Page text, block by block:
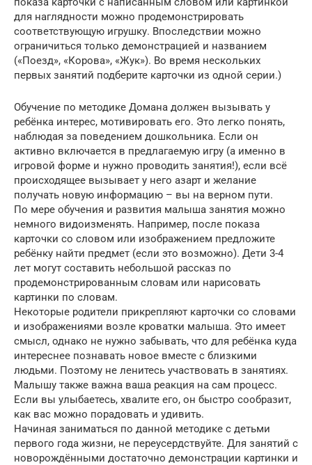
для наглядности можно продемонстрировать
соответствующую игрушку. Впоследствии можно
ограничиться только демонстрацией и названием
(«Поезд», «Корова», «Жук»). Во время нескольких
первых занятий подберите карточки из одной серии.)
Обучение по методике Домана должен вызывать у
ребёнка интерес, мотивировать его. Это легко понять,
наблюдая за поведением дошкольника. Если он
активно включается в предлагаемую игру (а именно в
игровой форме и нужно проводить занятия!), если всё
происходящее вызывает у него азарт и желание
получать новую информацию – вы на верном пути.
По мере обучения и развития малыша занятия можно
немного видоизменять. Например, после показа
карточки со словом или изображением предложите
ребёнку найти предмет (если это возможно). Дети 3-4
лет могут составить небольшой рассказ по
продемонстрированным словам или нарисовать
картинки по словам.
Некоторые родители прикрепляют карточки со словами
и изображениями возле кроватки малыша. Это имеет
смысл, однако не нужно забывать, что для ребёнка куда
интереснее познавать новое вместе с близкими
людьми. Поэтому не ленитесь участвовать в занятиях.
Малышу также важна ваша реакция на сам процесс.
Если вы улыбаетесь, хвалите его, он быстро сообразит,
как вас можно порадовать и удивить.
Начиная заниматься по данной методике с детьми
первого года жизни, не переусердствуйте. Для занятий с
новорождёнными достаточно демонстрации картинки и